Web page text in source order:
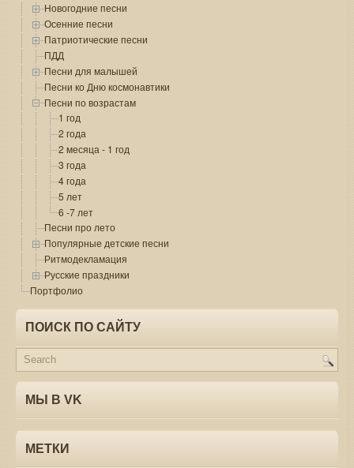
Новогодние песни
Осенние песни
Патриотические песни
ПДД
Песни для малышей
Песни ко Дню космонавтики
Песни по возрастам
1 год
2 года
2 месяца - 1 год
3 года
4 года
5 лет
6 -7 лет
Песни про лето
Популярные детские песни
Ритмодекламация
Русские праздники
Портфолио
ПОИСК ПО САЙТУ
МЫ В VK
МЕТКИ